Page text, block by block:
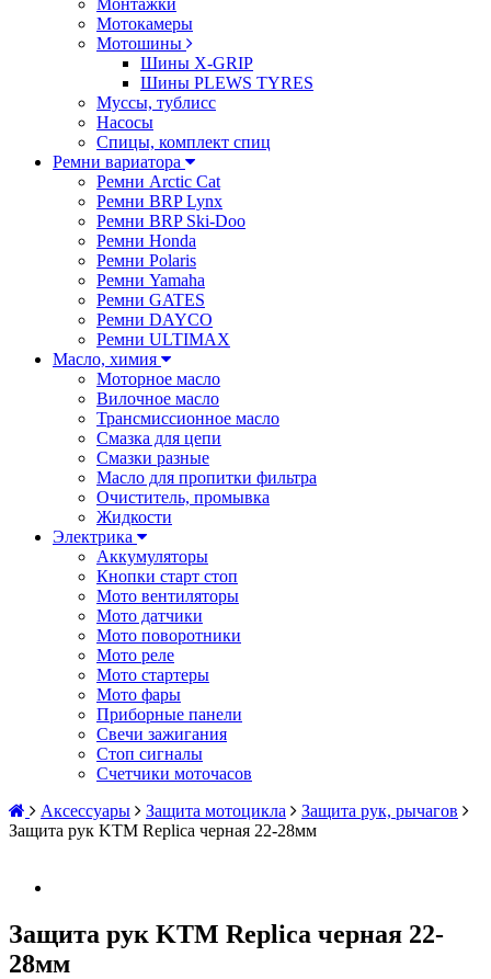
Монтажки
Мотокамеры
Мотошины
Шины X-GRIP
Шины PLEWS TYRES
Муссы, тублисс
Насосы
Спицы, комплект спиц
Ремни вариатора
Ремни Arctic Cat
Ремни BRP Lynx
Ремни BRP Ski-Doo
Ремни Honda
Ремни Polaris
Ремни Yamaha
Ремни GATES
Ремни DAYCO
Ремни ULTIMAX
Масло, химия
Моторное масло
Вилочное масло
Трансмиссионное масло
Смазка для цепи
Смазки разные
Масло для пропитки фильтра
Очиститель, промывка
Жидкости
Электрика
Аккумуляторы
Кнопки старт стоп
Мото вентиляторы
Мото датчики
Мото поворотники
Мото реле
Мото стартеры
Мото фары
Приборные панели
Свечи зажигания
Стоп сигналы
Счетчики моточасов
Аксессуары
Защита мотоцикла
Защита рук, рычагов
Защита рук KTM Replica черная 22-28мм
Защита рук KTM Replica черная 22-
28мм